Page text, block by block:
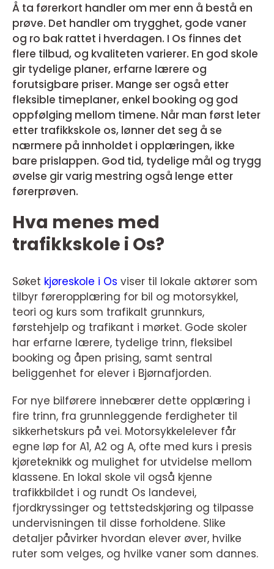
Å ta førerkort handler om mer enn å bestå en
prøve. Det handler om trygghet, gode vaner
og ro bak rattet i hverdagen. I Os finnes det
flere tilbud, og kvaliteten varierer. En god skole
gir tydelige planer, erfarne lærere og
forutsigbare priser. Mange ser også etter
fleksible timeplaner, enkel booking og god
oppfølging mellom timene. Når man først leter
etter trafikkskole os, lønner det seg å se
nærmere på innholdet i opplæringen, ikke
bare prislappen. God tid, tydelige mål og trygg
øvelse gir varig mestring også lenge etter
førerprøven.
Hva menes med
trafikkskole i Os?
Søket kjøreskole i Os viser til lokale aktører som
tilbyr føreropplæring for bil og motorsykkel,
teori og kurs som trafikalt grunnkurs,
førstehjelp og trafikant i mørket. Gode skoler
har erfarne lærere, tydelige trinn, fleksibel
booking og åpen prising, samt sentral
beliggenhet for elever i Bjørnafjorden.
For nye bilførere innebærer dette opplæring i
fire trinn, fra grunnleggende ferdigheter til
sikkerhetskurs på vei. Motorsykkelelever får
egne løp for A1, A2 og A, ofte med kurs i presis
kjøreteknikk og mulighet for utvidelse mellom
klassene. En lokal skole vil også kjenne
trafikkbildet i og rundt Os landevei,
fjordkryssinger og tettstedskjøring og tilpasse
undervisningen til disse forholdene. Slike
detaljer påvirker hvordan elever øver, hvilke
ruter som velges, og hvilke vaner som dannes.